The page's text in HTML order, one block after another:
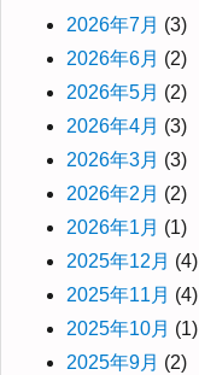
2026年7月 (3)
2026年6月 (2)
2026年5月 (2)
2026年4月 (3)
2026年3月 (3)
2026年2月 (2)
2026年1月 (1)
2025年12月 (4)
2025年11月 (4)
2025年10月 (1)
2025年9月 (2)